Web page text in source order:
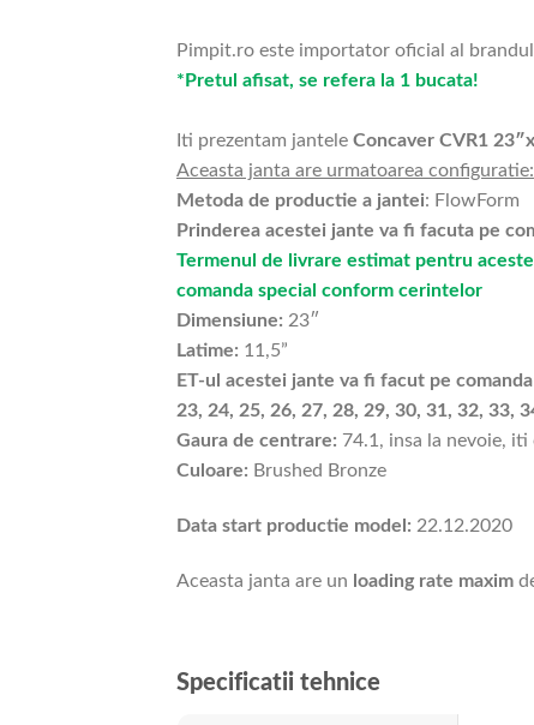
Pimpit.ro este importator oficial al
*Pretul afisat, se refera la 1 bucata!
Iti prezentam jantele Concaver CVR1
Aceasta janta are urmatoarea configuratie:
Metoda de productie a jantei: FlowForm
Prinderea acestei jante va fi facuta pe
Termenul de livrare estimat pentru
comanda special conform cerintelor
Dimensiune: 23″
Latime: 11,5”
ET-ul acestei jante va fi facut pe
23, 24, 25, 26, 27, 28, 29, 30, 31, 32, 33,
Gaura de centrare: 74.1, insa la nevoie,
Culoare: Brushed Bronze
Data start productie model: 22.12.2020
Aceasta janta are un loading rate maxim
Specificatii tehnice